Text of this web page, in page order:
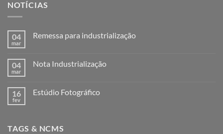
NOTÍCIAS
04
mar
Remessa para industrialização
Remessa
04
mar
Nota Industrialização
Nota
16
fev
Estúdio Fotográfico
Fotográfico
TAGS & NCMS